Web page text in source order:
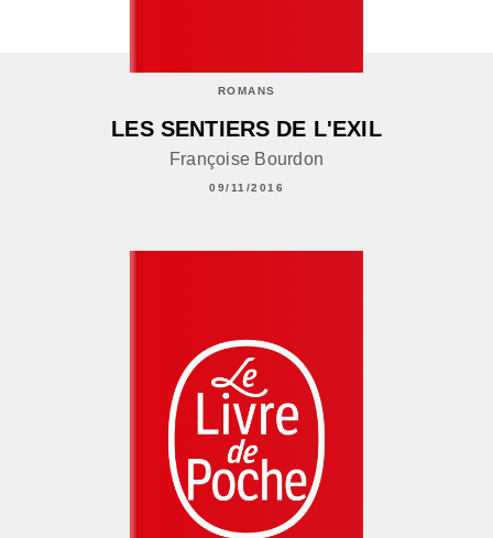
ROMANS
LES SENTIERS DE L'EXIL
Françoise Bourdon
09/11/2016